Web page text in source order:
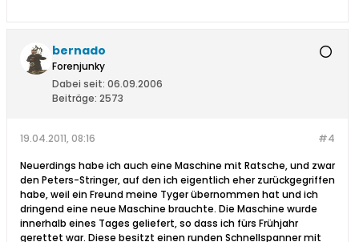
bernado
Forenjunky
Dabei seit: 06.09.2006
Beiträge: 2573
#4
19.04.2011, 08:16
Neuerdings habe ich auch eine Maschine mit Ratsche, und zwar
den Peters-Stringer, auf den ich eigentlich eher zurückgegriffen
habe, weil ein Freund meine Tyger übernommen hat und ich
dringend eine neue Maschine brauchte. Die Maschine wurde
innerhalb eines Tages geliefert, so dass ich fürs Frühjahr
gerettet war. Diese besitzt einen runden Schnellspanner mit